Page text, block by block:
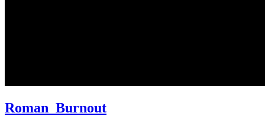
Roman_Burnout